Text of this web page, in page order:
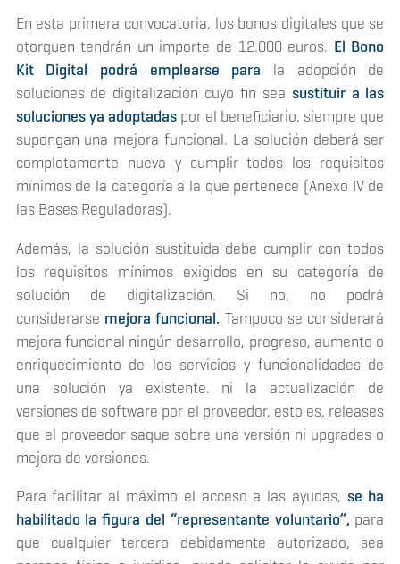
En esta primera convocatoria, los bonos digitales que se
otorguen tendrán un importe de 12.000 euros. El Bono
Kit Digital podrá emplearse para la adopción de
soluciones de digitalización cuyo fin sea sustituir a las
soluciones ya adoptadaspor el beneficiario, siempre que
supongan una mejora funcional. La solución deberá ser
completamente nueva y cumplir todos los requisitos
mínimos de la categoría a la que pertenece (Anexo IV de
las Bases Reguladoras).
Además, la solución sustituida debe cumplir con todos
los requisitos mínimos exigidos en su categoría de
solución de digitalización. Si no, no podrá
considerarse mejora funcional. Tampoco se considerará
mejora funcional ningún desarrollo, progreso, aumento o
enriquecimiento de los servicios y funcionalidades de
una solución ya existente. ni la actualización de
versiones de software por el proveedor, esto es, releases
que el proveedor saque sobre una versión ni upgrades o
mejora de versiones.
Para facilitar al máximo el acceso a las ayudas, se ha
habilitado la figura del “representante voluntario”, para
que cualquier tercero debidamente autorizado, sea